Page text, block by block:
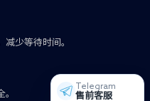
少等待时间。
。
Telegram
售前客服